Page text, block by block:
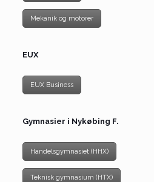
Mekanik og motorer
EUX
EUX Business
Gymnasier i Nykøbing F.
Handelsgymnasiet (HHX)
Teknisk gymnasium (HTX)